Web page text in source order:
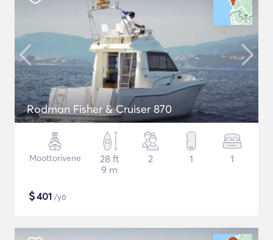
Rodman Fisher & Cruiser 870
Moottorivene
28 ft
9 m
2 1 1
$401 /yö